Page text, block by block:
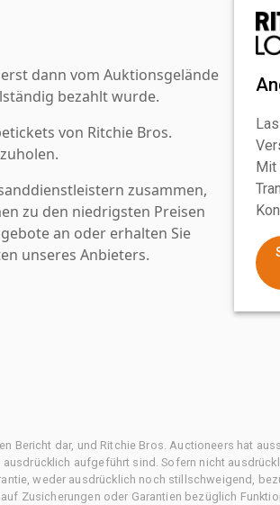
dann vom Auktionsgelände
bezahlt wurde.
von Ritchie Bros.
zusammen,
zu den niedrigsten Preisen
an oder erhalten Sie
unseres Anbieters.
Mit
Bericht dar, und Ritchie Bros. Auctioneers hat
aufgeführt sind. Sofern nicht
weder ausdrücklich noch stillschweigend,
Zusicherungen oder Garantien bezüglich